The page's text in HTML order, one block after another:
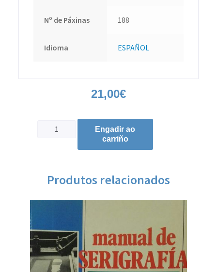
Nº de Páxinas 188
Idioma ESPAÑOL
21,00€
Engadir ao
carriño
Produtos relacionados